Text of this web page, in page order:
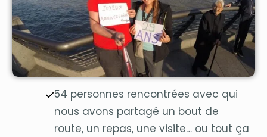
54 personnes rencontrées avec qui
nous avons partagé un bout de
route, un repas, une visite… ou tout ça